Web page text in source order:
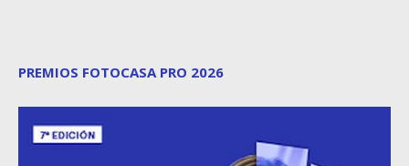
PREMIOS FOTOCASA PRO 2026